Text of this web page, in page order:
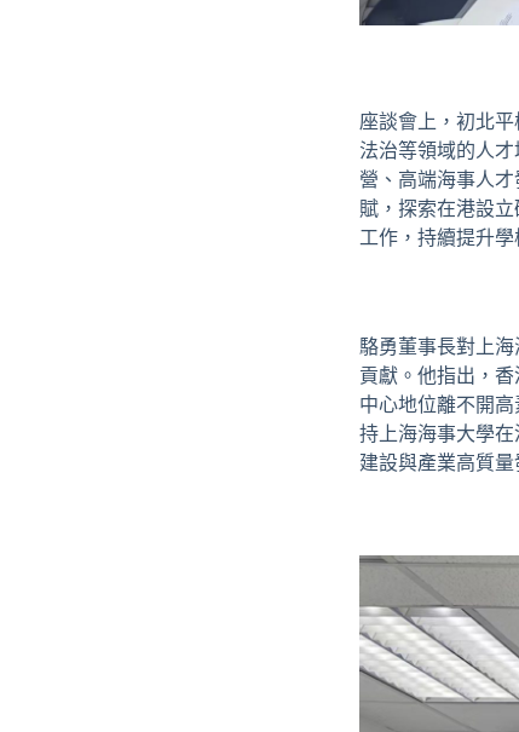
座談會上，初北
法治等領域的人
營、高端海事人
賦，探索在港設
工作，持續提升
駱勇董事長對上
貢獻。他指出，香
中心地位離不開
持上海海事大學
建設與產業高質量